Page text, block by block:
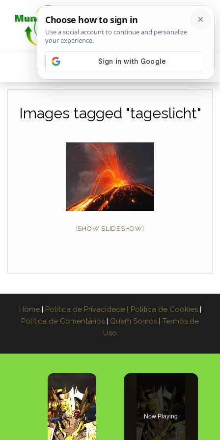
Images tagged "tageslicht"
[SHOW SLIDESHOW]
Home | Política de Privacidade | Política de Cookies |
Política de Comentários | Quem Somos | Termos de
Uso
×
Now Playing